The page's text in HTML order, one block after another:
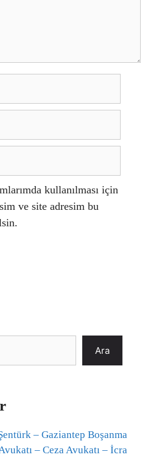
kullanılması için
ve site adresim bu
Ara
– Gaziantep Boşanma
– Ceza Avukatı – İcra